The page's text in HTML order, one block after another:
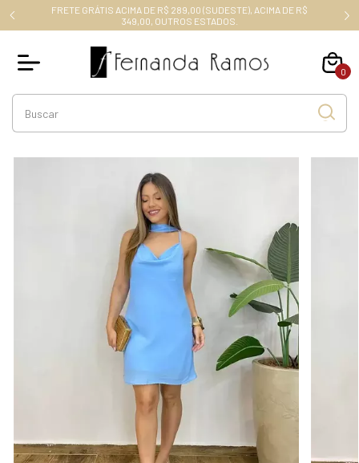
FRETE GRÁTIS ACIMA DE R$ 289,00 (SUDESTE), ACIMA DE R$
349,00, OUTROS ESTADOS.
0